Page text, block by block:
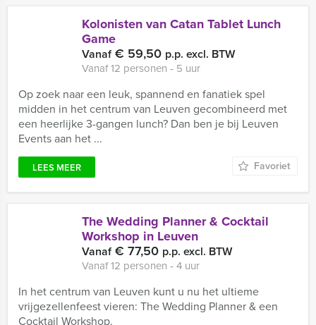
Kolonisten van Catan Tablet Lunch
Game
Vanaf€ 59,50 p.p. excl. BTW
Vanaf 12 personen ‐ 5 uur
Op zoek naar een leuk, spannend en fanatiek spel
midden in het centrum van Leuven gecombineerd met
een heerlijke 3-gangen lunch? Dan ben je bij Leuven
Events aan het ...
LEES MEER Favoriet
The Wedding Planner & Cocktail
Workshop in Leuven
Vanaf€ 77,50 p.p. excl. BTW
Vanaf 12 personen ‐ 4 uur
In het centrum van Leuven kunt u nu het ultieme
vrijgezellenfeest vieren: The Wedding Planner & een
Cocktail Workshop.